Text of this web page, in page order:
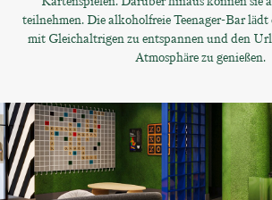
teilnehmen. Die alkoholfreie Teenager-Bar lädt
mit Gleichaltrigen zu entspannen und den
Atmosphäre zu genießen.